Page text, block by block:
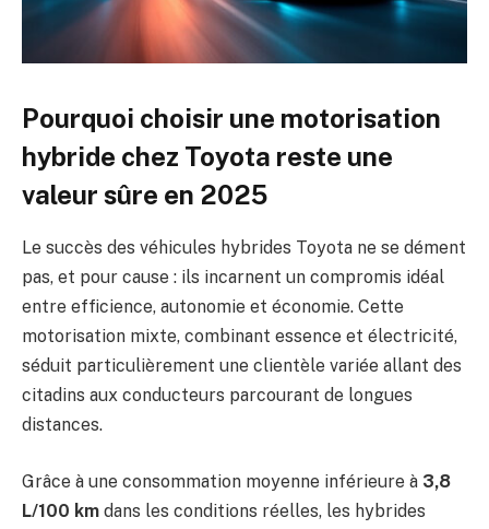
Pourquoi choisir une motorisation
hybride chez Toyota reste une
valeur sûre en 2025
Le succès des véhicules hybrides Toyota ne se dément
pas, et pour cause : ils incarnent un compromis idéal
entre efficience, autonomie et économie. Cette
motorisation mixte, combinant essence et électricité,
séduit particulièrement une clientèle variée allant des
citadins aux conducteurs parcourant de longues
distances.
Grâce à une consommation moyenne inférieure à 3,8
L/100 km dans les conditions réelles, les hybrides